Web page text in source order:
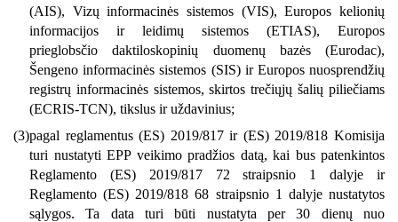
(AIS), Vizų informacinės sistemos (VIS), Europos kelionių
informacijos ir leidimų sistemos (ETIAS), Europos
prieglobsčio daktiloskopinių duomenų bazės (Eurodac),
Šengeno informacinės sistemos (SIS) ir Europos nuosprendžių
registrų informacinės sistemos, skirtos trečiųjų šalių piliečiams
(ECRIS-TCN), tikslus ir uždavinius;
(3)pagal reglamentus (ES) 2019/817 ir (ES) 2019/818 Komisija
turi nustatyti EPP veikimo pradžios datą, kai bus patenkintos
Reglamento (ES) 2019/817 72 straipsnio 1 dalyje ir
Reglamento (ES) 2019/818 68 straipsnio 1 dalyje nustatytos
sąlygos. Ta data turi būti nustatyta per 30 dienų nuo